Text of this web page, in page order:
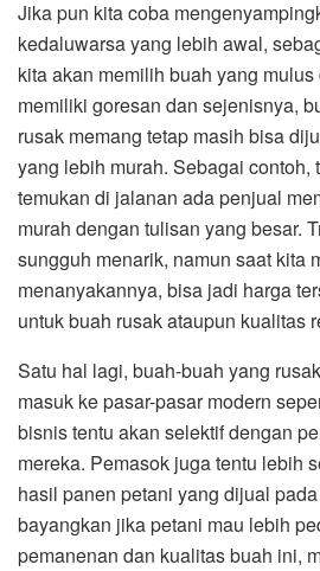
Jika pun kita coba
kedaluwarsa yang lebih awal,
kita akan memilih buah yang
memiliki goresan dan sejenisnya,
rusak memang tetap masih bisa
yang lebih murah. Sebagai contoh,
temukan di jalanan ada penjual
murah dengan tulisan yang besar.
sungguh menarik, namun saat kita
menanyakannya, bisa jadi harga
untuk buah rusak ataupun kualitas
Satu hal lagi, buah-buah yang
masuk ke pasar-pasar modern
bisnis tentu akan selektif dengan
mereka. Pemasok juga tentu lebih
hasil panen petani yang dijual
bayangkan jika petani mau lebih
pemanenan dan kualitas buah ini,